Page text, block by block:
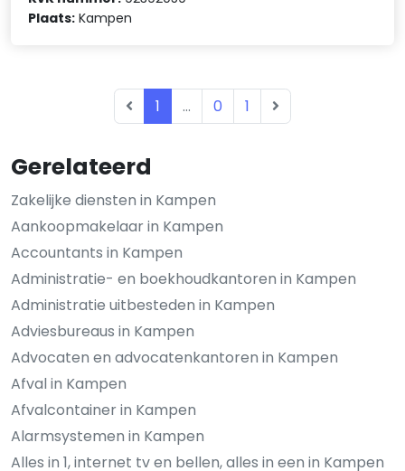
Gerelateerd
Zakelijke diensten in Kampen
Aankoopmakelaar in Kampen
Accountants in Kampen
Administratie- en boekhoudkantoren in Kampen
Administratie uitbesteden in Kampen
Adviesbureaus in Kampen
Advocaten en advocatenkantoren in Kampen
Afval in Kampen
Afvalcontainer in Kampen
Alarmsystemen in Kampen
Alles in 1, internet tv en bellen, alles in een in Kampen
Plaats: Kampen
1 ... 0 1